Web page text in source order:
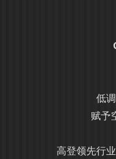
低
赋予
高登领先行